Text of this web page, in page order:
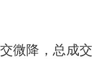
降，总成交